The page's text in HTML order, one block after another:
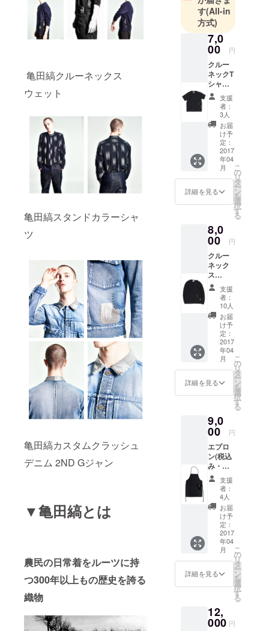
亀田縞クルーネックス
ウェット
亀田縞スタンドカラーシャ
ツ
亀田縞カスタムクラッシュ
デニム 2ND Gジャン
▼亀田縞とは
農民の日常着をルーツに持
つ300年以上もの歴史を誇る
織物
す(All-in
方式)
7,0
00 円
クルー
ネックT
シャツ
(税込
み・送
料込み)
サイズ
はS・
M・Lか
らお選
びいた
だけま
す。
支援
者：
3人
お届
け予
定：
2017
年04
月
詳細を見る
こ
の
リ
タ
ー
ン
を
選
択
す
る
8,0
00 円
クルー
ネック
ス
ウェッ
ト(税込
み・送
料込み)
サイズ
はS・
M・Lか
らお選
びいた
だけま
す。
支援
者：
10人
お届
け予
定：
2017
年04
月
詳細を見る
こ
の
リ
タ
ー
ン
を
選
択
す
る
9,0
00 円
エプロ
ン(税込
み・送
料込み)
サイズ
はフ
リーサ
イズに
なりま
す。
支援
者：
4人
お届
け予
定：
2017
年04
月
詳細を見る
こ
の
リ
タ
ー
ン
を
選
択
す
る
12,
000 円